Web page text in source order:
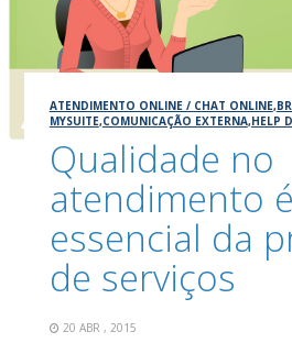
ATENDIMENTO ONLINE / CHAT ONLINE,
MYSUITE,COMUNICAÇÃO EXTERNA,HELP
Qualidade no
atendimento
essencial da
de serviços
20 ABR , 2015